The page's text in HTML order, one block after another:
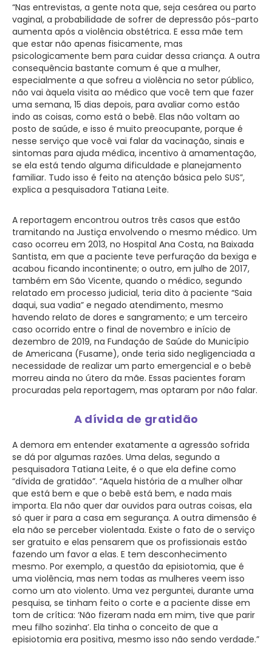
“Nas entrevistas, a gente nota que, seja cesárea ou parto
vaginal, a probabilidade de sofrer de depressão pós-parto
aumenta após a violência obstétrica. E essa mãe tem
que estar não apenas fisicamente, mas
psicologicamente bem para cuidar dessa criança. A outra
consequência bastante comum é que a mulher,
especialmente a que sofreu a violência no setor público,
não vai àquela visita ao médico que você tem que fazer
uma semana, 15 dias depois, para avaliar como estão
indo as coisas, como está o bebê. Elas não voltam ao
posto de saúde, e isso é muito preocupante, porque é
nesse serviço que você vai falar da vacinação, sinais e
sintomas para ajuda médica, incentivo à amamentação,
se ela está tendo alguma dificuldade e planejamento
familiar. Tudo isso é feito na atenção básica pelo SUS”,
explica a pesquisadora Tatiana Leite.
A reportagem encontrou outros três casos que estão
tramitando na Justiça envolvendo o mesmo médico. Um
caso ocorreu em 2013, no Hospital Ana Costa, na Baixada
Santista, em que a paciente teve perfuração da bexiga e
acabou ficando incontinente; o outro, em julho de 2017,
também em São Vicente, quando o médico, segundo
relatado em processo judicial, teria dito à paciente “Saia
daqui, sua vadia” e negado atendimento, mesmo
havendo relato de dores e sangramento; e um terceiro
caso ocorrido entre o final de novembro e início de
dezembro de 2019, na Fundação de Saúde do Município
de Americana (Fusame), onde teria sido negligenciada a
necessidade de realizar um parto emergencial e o bebê
morreu ainda no útero da mãe. Essas pacientes foram
procuradas pela reportagem, mas optaram por não falar.
A dívida de gratidão
A demora em entender exatamente a agressão sofrida
se dá por algumas razões. Uma delas, segundo a
pesquisadora Tatiana Leite, é o que ela define como
“dívida de gratidão”. “Aquela história de a mulher olhar
que está bem e que o bebê está bem, e nada mais
importa. Ela não quer dar ouvidos para outras coisas, ela
só quer ir para a casa em segurança. A outra dimensão é
ela não se perceber violentada. Existe o fato de o serviço
ser gratuito e elas pensarem que os profissionais estão
fazendo um favor a elas. E tem desconhecimento
mesmo. Por exemplo, a questão da episiotomia, que é
uma violência, mas nem todas as mulheres veem isso
como um ato violento. Uma vez perguntei, durante uma
pesquisa, se tinham feito o corte e a paciente disse em
tom de crítica: ‘Não fizeram nada em mim, tive que parir
meu filho sozinha’. Ela tinha o conceito de que a
episiotomia era positiva, mesmo isso não sendo verdade.”